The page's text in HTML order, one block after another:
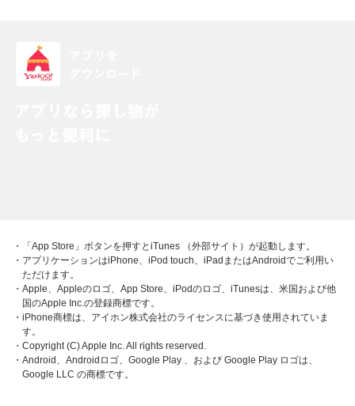
・「App Store」ボタンを押すとiTunes （外部サイト）が起動します。
・アプリケーションはiPhone、iPod touch、iPadまたはAndroidでご利用い
ただけます。
・Apple、Appleのロゴ、App Store、iPodのロゴ、iTunesは、米国および他
国のApple Inc.の登録商標です。
・iPhone商標は、アイホン株式会社のライセンスに基づき使用されていま
す。
・Copyright (C) Apple Inc. All rights reserved.
・Android、Androidロゴ、Google Play 、および Google Play ロゴは、
Google LLC の商標です。